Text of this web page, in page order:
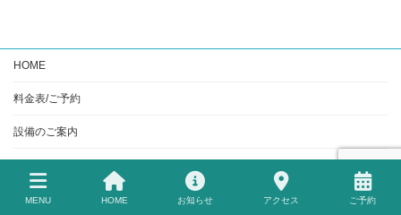
HOME
料金表/ご予約
設備のご案内
ご利用当日の流れ
MENU HOME お知らせ アクセス ご予約